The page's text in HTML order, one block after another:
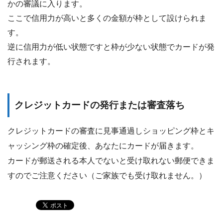
かの審議に入ります。
ここで信用力が高いと多くの金額が枠として設けられま
す。
逆に信用力が低い状態ですと枠が少ない状態でカードが発
行されます。
クレジットカードの発行または審査落ち
クレジットカードの審査に見事通過しショッピング枠とキ
ャッシング枠の確定後、あなたにカードが届きます。
カードが郵送される本人でないと受け取れない郵便できま
すのでご注意ください（ご家族でも受け取れません。）